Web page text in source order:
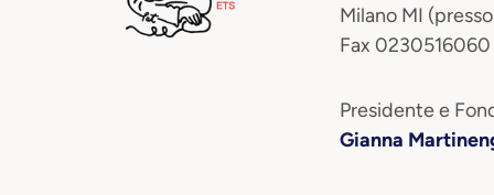
Milano MI
Fax 0230516060
Presidente e
Gianna